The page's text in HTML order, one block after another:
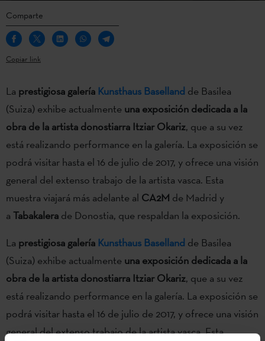
Comparte
Copiar link
La prestigiosa galería Kunsthaus Baselland de Basilea
(Suiza) exhibe actualmente una exposición dedicada a la
obra de la artista donostiarra Itziar Okariz, que a su vez
está realizando performance en la galería. La exposición se
podrá visitar hasta el 16 de julio de 2017, y ofrece una visión
general del extenso trabajo de la artista vasca. Esta
muestra viajará más adelante al CA2M de Madrid y
a Tabakalera de Donostia, que respaldan la exposición.
La prestigiosa galería Kunsthaus Baselland de Basilea
(Suiza) exhibe actualmente una exposición dedicada a la
obra de la artista donostiarra Itziar Okariz, que a su vez
está realizando performance en la galería. La exposición se
podrá visitar hasta el 16 de julio de 2017, y ofrece una visión
general del extenso trabajo de la artista vasca. Esta